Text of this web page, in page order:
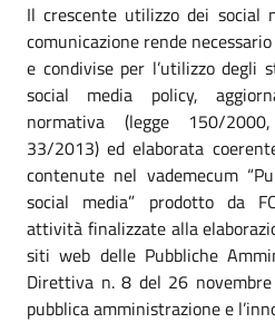
Il crescente utilizzo dei social
comunicazione rende
e condivise per l’utilizzo degli
social media policy,
normativa (legge 150/
33/2013) ed elaborata
contenute nel vademecum
social media” prodotto da
attività finalizzate alla
siti web delle Pubbliche
Direttiva n. 8 del 26
pubblica amministrazione e